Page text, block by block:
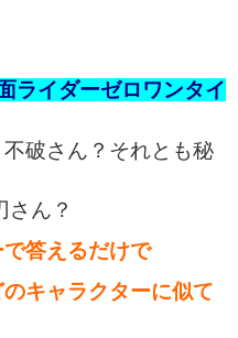
ライダーゼロワンタイ
破さん？それとも秘
さん？
答えるだけで
のキャラクターに似て